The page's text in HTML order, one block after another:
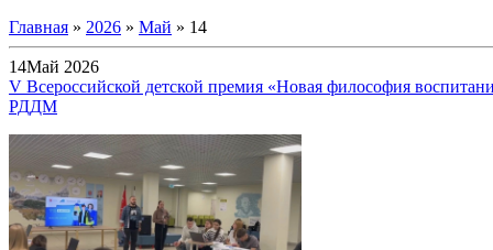
Главная » 2026 » Май » 14
14Май 2026
V Всероссийской детской премия «Новая философия
РДДМ